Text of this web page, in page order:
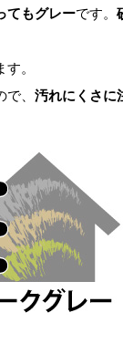
てもグレーです。
。
、 汚れにくさに